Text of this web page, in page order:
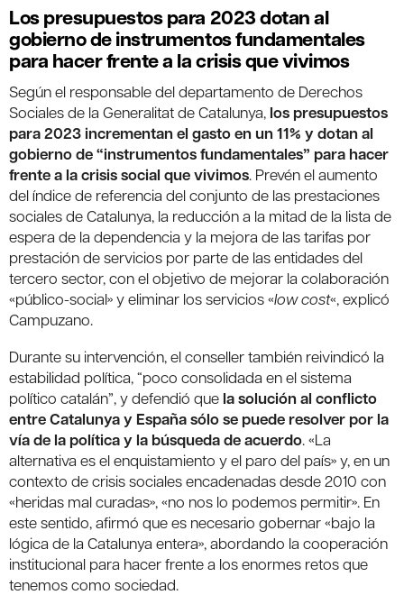
Los presupuestos para 2023 dotan al
gobierno de instrumentos fundamentales
para hacer frente a la crisis que vivimos
Según el responsable del departamento de Derechos
Sociales de la Generalitat de Catalunya, los presupuestos
para 2023 incrementan el gasto en un 11% y dotan al
gobierno de “instrumentos fundamentales” para hacer
frente a la crisis social que vivimos. Prevén el aumento
del índice de referencia del conjunto de las prestaciones
sociales de Catalunya, la reducción a la mitad de la lista de
espera de la dependencia y la mejora de las tarifas por
prestación de servicios por parte de las entidades del
tercero sector, con el objetivo de mejorar la colaboración
«público-social» y eliminar los servicios «low cost«, explicó
Campuzano.
Durante su intervención, el conseller también reivindicó la
estabilidad política, “poco consolidada en el sistema
político catalán”, y defendió que la solución al conflicto
entre Catalunya y España sólo se puede resolver por la
vía de la política y la búsqueda de acuerdo. «La
alternativa es el enquistamiento y el paro del país» y, en un
contexto de crisis sociales encadenadas desde 2010 con
«heridas mal curadas», «no nos lo podemos permitir». En
este sentido, afirmó que es necesario gobernar «bajo la
lógica de la Catalunya entera», abordando la cooperación
institucional para hacer frente a los enormes retos que
tenemos como sociedad.